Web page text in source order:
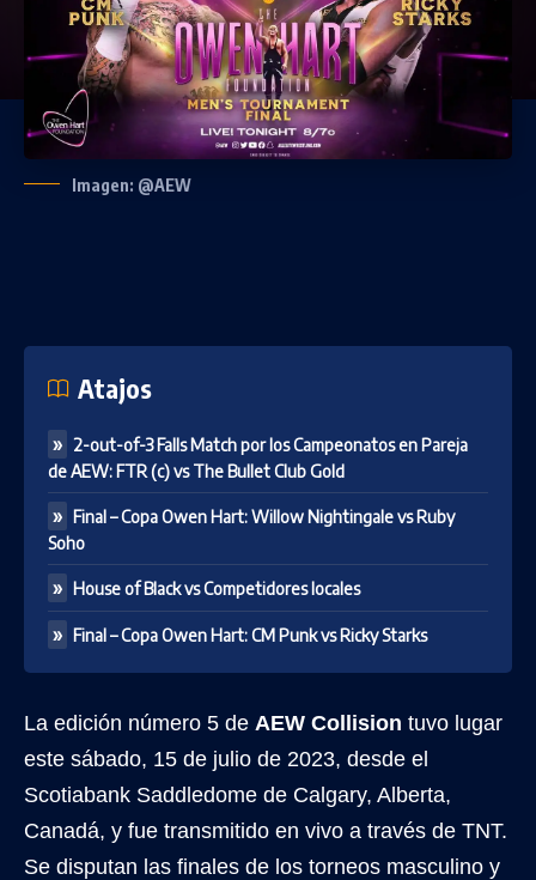
Imagen: @AEW
Atajos
2-out-of-3 Falls Match por los Campeonatos en Pareja
de AEW: FTR (c) vs The Bullet Club Gold
Final – Copa Owen Hart: Willow Nightingale vs Ruby
Soho
House of Black vs Competidores locales
Final – Copa Owen Hart: CM Punk vs Ricky Starks
La edición número 5 de AEW Collision tuvo lugar
este sábado, 15 de julio de 2023, desde el
Scotiabank Saddledome de Calgary, Alberta,
Canadá, y fue transmitido en vivo a través de TNT.
Se disputan las finales de los torneos masculino y